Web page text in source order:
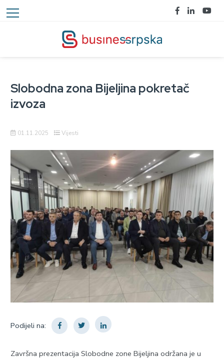
Slobodna zona Bijeljina pokretač
izvoza
01.11.2025 Vijesti
Podijeli na:
Završna prezentacija Slobodne zone Bijeljina održana je u